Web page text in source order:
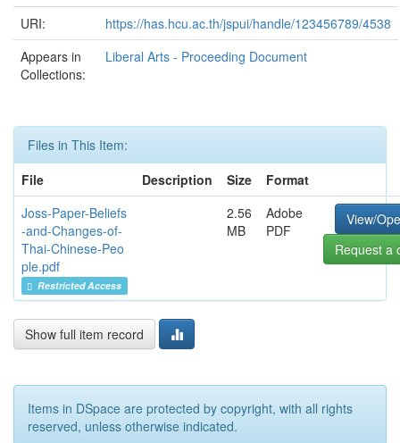
URI:
https://has.hcu.ac.th/jspui/handle/123456789/4538
Appears in
Collections:
Liberal Arts - Proceeding Document
Files in This Item:
File
Description Size
Format
Joss-Paper-Beliefs
-and-Changes-of-
Thai-Chinese-Peo
ple.pdf
Restricted Access
2.56
MB
Adobe
PDF
View/
Request a
Show full item record
Items in DSpace are protected by copyright, with all rights
reserved, unless otherwise indicated.